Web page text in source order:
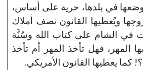
في بلدها، حرية على أساس،
ويُعطيها القانون نصف أملاك
في الشام على كتاب الله وسُنَّة
المهر، فهل تأخذ المهر أم تأخذ
كما يعطيها القانون الأمريكي.